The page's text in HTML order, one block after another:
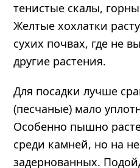
тенистые скалы,
Желтые хохлатки
сухих почвах, где не
другие растения.
Для посадки лучше
(песчаные) мало
Особенно пышно
среди камней, но на
задернованных.